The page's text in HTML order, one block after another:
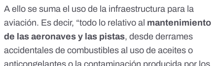
A ello se suma el uso de la infraestructura para la
aviación. Es decir, “todo lo relativo al mantenimiento
de las aeronaves y las pistas, desde derrames
accidentales de combustibles al uso de aceites o